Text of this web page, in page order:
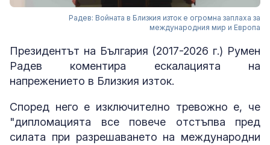
Радев: Войната в Близкия изток е огромна заплаха за
международния мир и Европа
Президентът на България (2017-2026 г.) Румен
Радев коментира ескалацията на
напрежението в Близкия изток.
Според него е изключително тревожно е, че
"дипломацията все повече отстъпва пред
силата при разрешаването на международни